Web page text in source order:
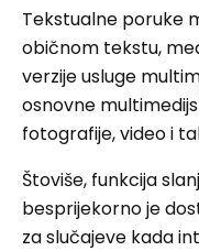
Tekstualne poruke
običnom tekstu,
verzije usluge
osnovne
fotografije, video i
Štoviše, funkcija
besprijekorno je
za slučajeve kada